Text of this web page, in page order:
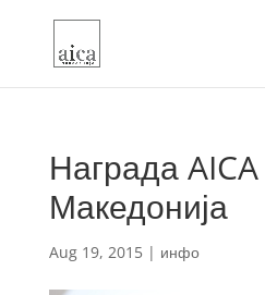
Награда AICA
Македонија
Aug 19, 2015| инфо